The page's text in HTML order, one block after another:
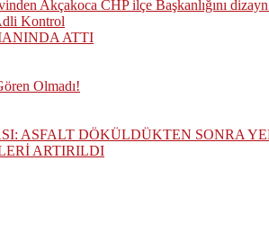
Akçakoca CHP ilçe Başkanlığını
Kontrol
ATTI
Olmadı!
ASFALT DÖKÜLDÜKTEN SONRA
ARTIRILDI